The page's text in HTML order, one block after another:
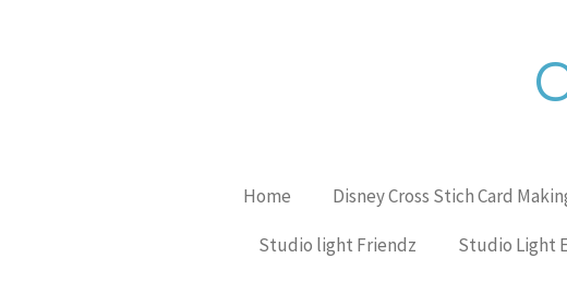
Home Disney Cross Stich Card
Studio light Friendz Studio Light